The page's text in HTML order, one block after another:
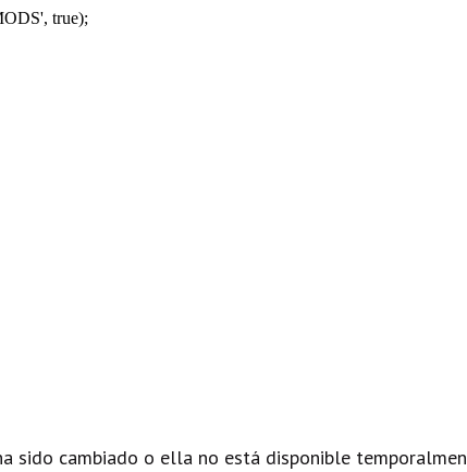
true);
sido cambiado o ella no está disponible